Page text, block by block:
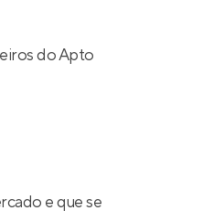
do Apto
e que se